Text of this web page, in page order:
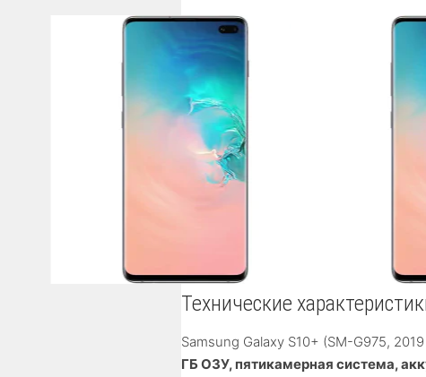
Технические
Samsung Galaxy S10+ (SM-G975,
ГБ ОЗУ, пятикамерная система,